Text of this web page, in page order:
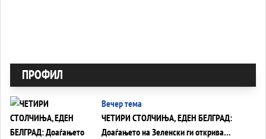
ПРОФИЛ
Вечер тема
ЧЕТИРИ СТОЛЧИЊА, ЕДЕН БЕЛГРАД:
Доаѓањето на Зеленски ги открива